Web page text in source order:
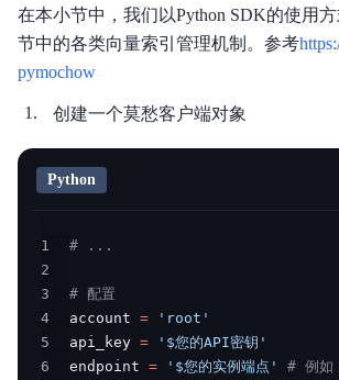
在本小节中，我们以Python SDK的使用
节中的各类向量索引管理机制。参考
pymochow
创建一个莫愁客户端对象
Python
1
# ...
2
3
# 配置
4
account =
'root'
5
api_key =
'$您的API密钥'
6
endpoint = '$您的实例端点'
# 例